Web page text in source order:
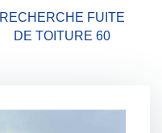
RECHERCHE FUITE
DE TOITURE 60